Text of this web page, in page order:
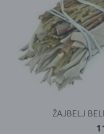
ŽAJBELJ